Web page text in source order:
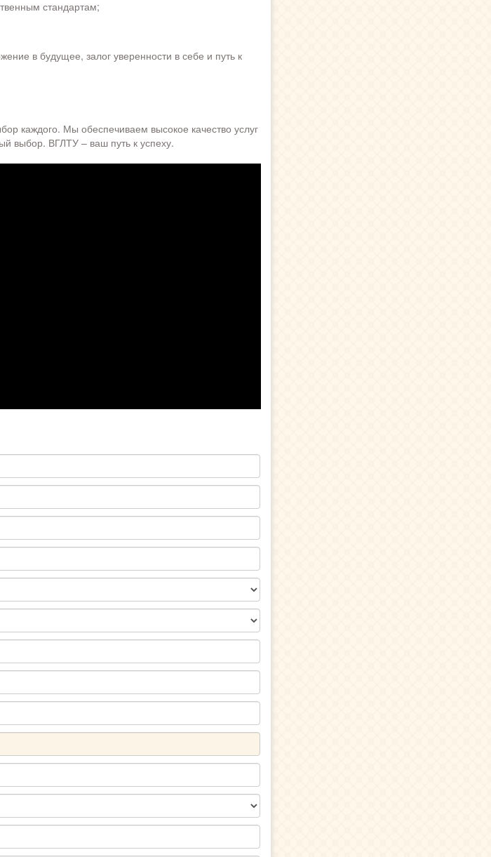
стандартам;
в будущее, залог уверенности в себе и путь к
каждого. Мы обеспечиваем высокое качество услуг
выбор. ВГЛТУ – ваш путь к успеху.